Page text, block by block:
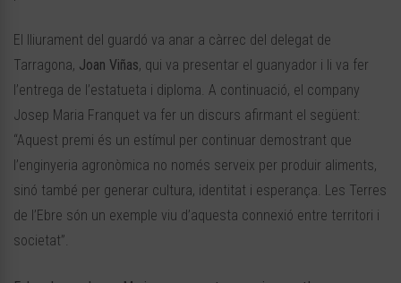
El lliurament del guardó va anar a càrrec del delegat de
Tarragona, Joan Viñas, qui va presentar el guanyador i li va fer
l’entrega de l’estatueta i diploma. A continuació, el company
Josep Maria Franquet va fer un discurs afirmant el següent:
“Aquest premi és un estímul per continuar demostrant que
l’enginyeria agronòmica no només serveix per produir aliments,
sinó també per generar cultura, identitat i esperança. Les Terres
de l’Ebre són un exemple viu d’aquesta connexió entre territori i
societat”.